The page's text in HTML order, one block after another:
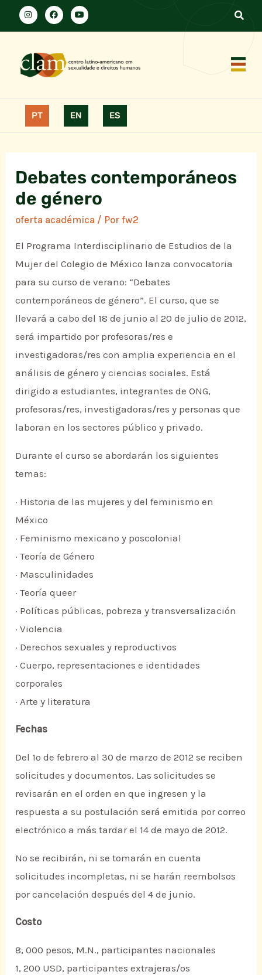
PT EN ES
Debates contemporáneos
de género
oferta académica / Porfw2
El Programa Interdisciplinario de Estudios de la
Mujer del Colegio de México lanza convocatoria
para su curso de verano: “Debates
contemporáneos de género”. El curso, que se
llevará a cabo del 18 de junio al 20 de julio de 2012,
será impartido por profesoras/res e
investigadoras/res con amplia experiencia en el
análisis de género y ciencias sociales. Está
dirigido a estudiantes, integrantes de ONG,
profesoras/res, investigadoras/res y personas que
laboran en los sectores público y privado.
Durante el curso se abordarán los siguientes
temas:
· Historia de las mujeres y del feminismo en
México
· Feminismo mexicano y poscolonial
· Teoría de Género
· Masculinidades
· Teoría queer
· Políticas públicas, pobreza y transversalización
· Violencia
· Derechos sexuales y reproductivos
· Cuerpo, representaciones e identidades
corporales
· Arte y literatura
Fechas
Del 1º de febrero al 30 de marzo de 2012 se reciben
solicitudes y documentos. Las solicitudes se
revisarán en el orden en que ingresen y la
respuesta a su postulación será emitida por correo
electrónico a más tardar el 14 de mayo de 2012.
No se recibirán, ni se tomarán en cuenta
solicitudes incompletas, ni se harán reembolsos
por cancelación después del 4 de junio.
Costo
8, 000 pesos, M.N., participantes nacionales
1, 200 USD, participantes extrajeras/os